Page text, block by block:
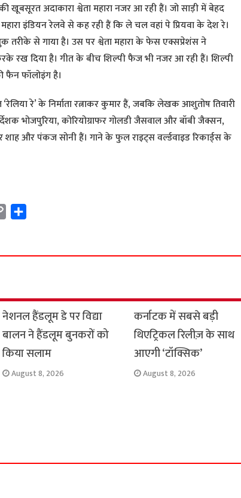
की खूबसूरत अदाकारा श्वेता महारा नजर आ रही हैं। जो साड़ी में बेहद
इंडियन रेलवे से कह रही हैं कि ले चल वहां पे प्रियवा के देश रे।
तरीके से गाया है। उस पर श्वेता महारा के फेस एक्सप्रेशंस ने
रख दिया है। गीत के बीच शिल्पी फैज भी नजर आ रही हैं। शिल्पी
फैन फॉलोइंग है।
‘रेलिया रे’ के निर्माता रत्नाकर कुमार हैं, जबकि लेखक आशुतोष तिवारी
भोजपुरिया, कोरियोग्राफर गोलडी जैसवाल और बॉबी जैक्सन,
शाह और पंकज सोनी हैं। गाने के फुल राइट्स वर्ल्डवाइड रिकार्ड्स के
y
n
k
r
नेशनल हैंडलूम डे पर विद्या
बालन ने हैंडलूम बुनकरों को
किया सलाम
August 8, 2026
कर्नाटक में सबसे बड़ी
थिएट्रिकल रिलीज़ के साथ
आएगी ‘टॉक्सिक’
August 8, 2026